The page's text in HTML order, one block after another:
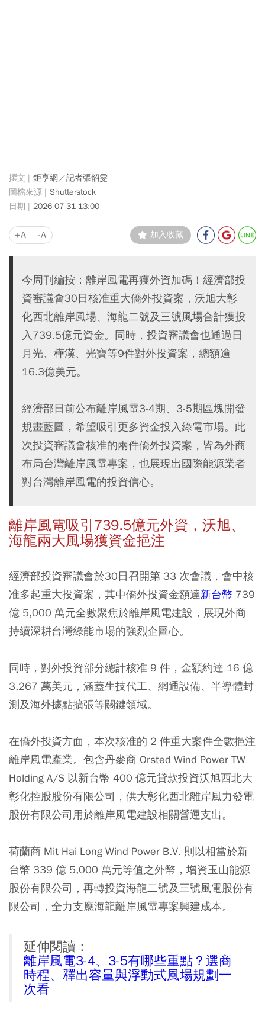
鉅亨網／記者張韶雯
Shutterstock
2026-07-31 13:00
+A -A 加入收藏
今周刊編按：離岸風電再獲外資加碼！經濟部投
資審議會30日核准重大僑外投資案，沃旭大彰
化西北離岸風場、海龍二號及三號風場合計獲投
入739.5億元資金。同時，投資審議會也通過日
月光、樺漢、光寶等9件對外投資案，總額逾
16.3億美元。
經濟部日前公布離岸風電3-4期、3-5期區塊開發
規畫藍圖，希望吸引更多資金投入綠電市場。此
次投資審議會核准的兩件僑外投資案，皆為外商
布局台灣離岸風電專案，也展現出國際能源業者
對台灣離岸風電的投資信心。
離岸風電吸引739.5億元外資，沃旭、
海龍兩大風場獲資金挹注
經濟部投資審議會於30日召開第 33 次會議，會中核
准多起重大投資案，其中僑外投資金額達新台幣 739
億 5,000 萬元全數聚焦於離岸風電建設，展現外商
持續深耕台灣綠能市場的強烈企圖心。
同時，對外投資部分總計核准 9 件，金額約達 16 億
3,267 萬美元，涵蓋生技代工、網通設備、半導體封
測及海外據點擴張等關鍵領域。
在僑外投資方面，本次核准的 2 件重大案件全數挹注
離岸風電產業。包含丹麥商 Orsted Wind Power TW
Holding A/S 以新台幣 400 億元貸款投資沃旭西北大
彰化控股股份有限公司，供大彰化西北離岸風力發電
股份有限公司用於離岸風電建設相關營運支出。
荷蘭商 Mit Hai Long Wind Power B.V. 則以相當於新
台幣 339 億 5,000 萬元等值之外幣，增資玉山能源
股份有限公司，再轉投資海龍二號及三號風電股份有
限公司，全力支應海龍離岸風電專案興建成本。
延伸閱讀：
離岸風電3-4、3-5有哪些重點？選商
時程、釋出容量與浮動式風場規劃一
次看